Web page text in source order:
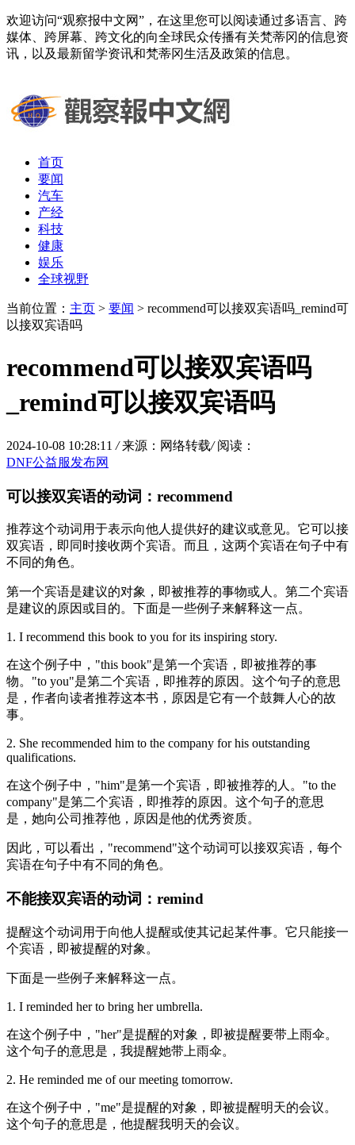
欢迎访问“观察报中文网”，在这里您可以阅读通过多语言、跨
媒体、跨屏幕、跨文化的向全球民众传播有关梵蒂冈的信息资
讯，以及最新留学资讯和梵蒂冈生活及政策的信息。
首页
要闻
汽车
产经
科技
健康
娱乐
全球视野
当前位置： 主页 > 要闻 > recommend可以接双宾语吗_remind可
以接双宾语吗
recommend可以接双宾语吗
_remind可以接双宾语吗
2024-10-08 10:28:11 / 来源：网络转载/ 阅读：
DNF公益服发布网
可以接双宾语的动词：recommend
推荐这个动词用于表示向他人提供好的建议或意见。它可以接
双宾语，即同时接收两个宾语。而且，这两个宾语在句子中有
不同的角色。
第一个宾语是建议的对象，即被推荐的事物或人。第二个宾语
是建议的原因或目的。下面是一些例子来解释这一点。
1. I recommend this book to you for its inspiring story.
在这个例子中，"this book"是第一个宾语，即被推荐的事
物。"to you"是第二个宾语，即推荐的原因。这个句子的意思
是，作者向读者推荐这本书，原因是它有一个鼓舞人心的故
事。
2. She recommended him to the company for his outstanding
qualifications.
在这个例子中，"him"是第一个宾语，即被推荐的人。"to the
company"是第二个宾语，即推荐的原因。这个句子的意思
是，她向公司推荐他，原因是他的优秀资质。
因此，可以看出，"recommend"这个动词可以接双宾语，每个
宾语在句子中有不同的角色。
不能接双宾语的动词：remind
提醒这个动词用于向他人提醒或使其记起某件事。它只能接一
个宾语，即被提醒的对象。
下面是一些例子来解释这一点。
1. I reminded her to bring her umbrella.
在这个例子中，"her"是提醒的对象，即被提醒要带上雨伞。
这个句子的意思是，我提醒她带上雨伞。
2. He reminded me of our meeting tomorrow.
在这个例子中，"me"是提醒的对象，即被提醒明天的会议。
这个句子的意思是，他提醒我明天的会议。